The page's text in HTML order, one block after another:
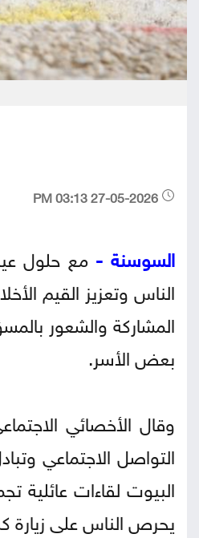
السوسنة -مع حلول
الناس وتعزيز القيم
المشاركة والشعور
بعض الأسر.
وقال الأخصائي
التواصل الاجتماعي
البيوت لقاءات عائلية
يحرص الناس على زيارة